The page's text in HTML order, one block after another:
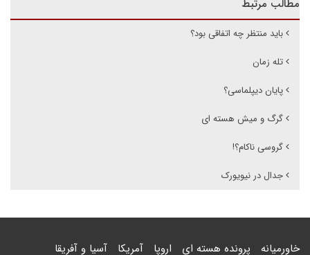
مطالب مرتبط
باید منتظر چه اتفاقی بود؟
تله زمان
پایان دیپلماسی؟
گرگ و میش هسته ای
گروسی ناکام؟!
جدال در نیویورک
خاورمیانه پرونده هسته ای اروپا آمریکا آسیا و آفریقا